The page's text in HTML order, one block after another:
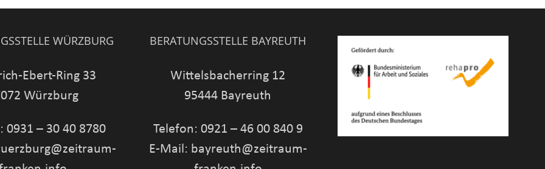
WÜRZBURG
Ebert-Ring 33
Würzburg
0931 – 30 40 8780
BERATUNGSSTELLE BAYREUTH
Wittelsbacherring 12
95444 Bayreuth
Telefon: 0921 – 46 00 840 9
E-Mail: bayreuth@zeitraum-